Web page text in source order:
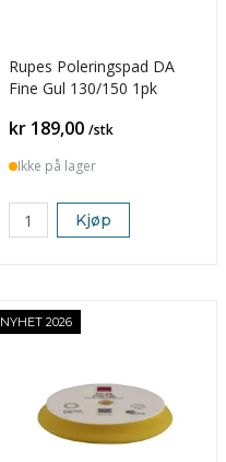
Rupes Poleringspad DA
Fine Gul 130/150 1pk
Pris
kr 189,00 /stk
Ikke på lager
Kjøp
NYHET 2026